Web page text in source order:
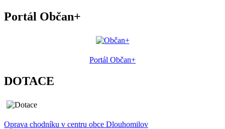
Portál Občan+
Portál Občan+
DOTACE
Oprava chodníku v centru obce Dlouhomilov